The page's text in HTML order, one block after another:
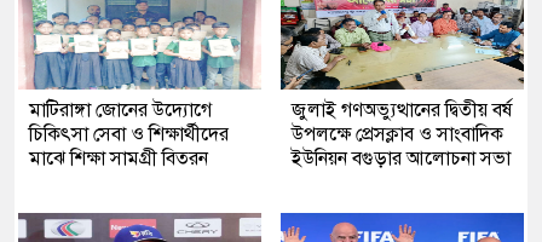
মাটিরাঙ্গা জোনের উদ্যোগে
চিকিৎসা সেবা ও শিক্ষার্থীদের
মাঝে শিক্ষা সামগ্রী বিতরন
জুলাই গণঅভ্যুত্থানের দ্বিতীয় বর্ষ
উপলক্ষে প্রেসক্লাব ও সাংবাদিক
ইউনিয়ন বগুড়ার আলোচনা সভা